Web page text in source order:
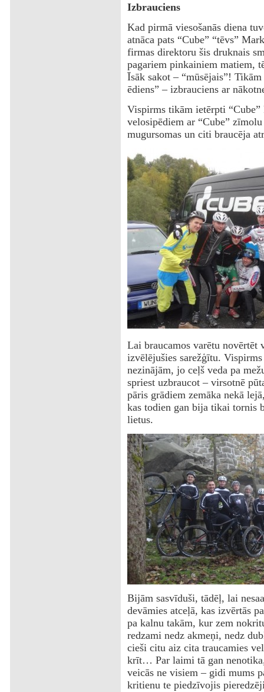
Izbrauciens
Kad pirmā viesošanās diena
atnāca pats “Cube” “tēvs”
firmas direktoru šis druknais
pagariem pinkainiem matiem,
Īsāk sakot – “mūsējais”!
ēdiens” – izbrauciens ar
Vispirms tikām ietērpti “Cube”
velosipēdiem ar “Cube”
mugursomas un citi braucēja
Lai braucamos varētu
izvēlējušies sarežģītu.
nezinājām, jo ceļš veda pa
spriest uzbraucot – virsotnē
pāris grādiem zemāka nekā
kas todien gan bija tikai tornis
lietus.
Bijām sasvīduši, tādēļ, lai
devāmies atceļā, kas izvērtās
pa kalnu takām, kur zem
redzami nedz akmeņi, nedz
cieši citu aiz cita traucamies
krīt… Par laimi tā gan
veicās ne visiem – gidi mums
kritienu te piedzīvojis